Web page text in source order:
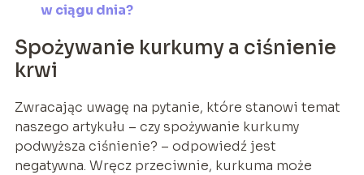
w ciągu dnia?
Spożywanie kurkumy a ciśnienie
krwi
Zwracając uwagę na pytanie, które stanowi temat
naszego artykułu – czy spożywanie kurkumy
podwyższa ciśnienie? – odpowiedź jest
negatywna. Wręcz przeciwnie, kurkuma może